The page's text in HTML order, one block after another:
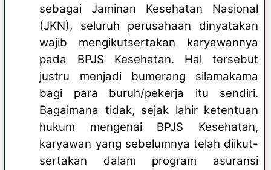
sebagai Jaminan Kesehatan Nasional
(JKN), seluruh perusahaan dinyatakan
wajib mengikutsertakan karyawannya
pada BPJS Kesehatan. Hal tersebut
justru menjadi bumerang silamakama
bagi para buruh/pekerja itu sendiri.
Bagaimana tidak, sejak lahir ketentuan
hukum mengenai BPJS Kesehatan,
karyawan yang sebelumnya telah diikut-
sertakan dalam program asuransi